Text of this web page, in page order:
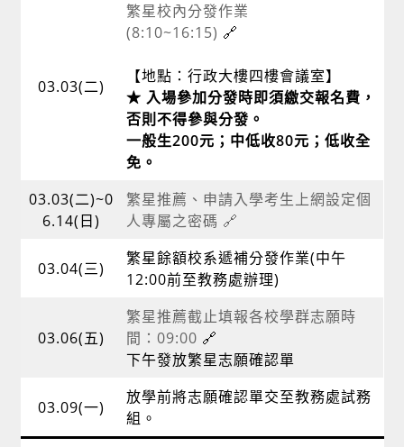
03.03(二)
繁星校內分發作業
(8:10~16:15) 🔗
【地點：行政大樓四樓會議室】
★ 入場參加分發時即須繳交報名費，
否則不得參與分發。
一般生200元；中低收80元；低收全
免。
03.03(二)~0
6.14(日)
繁星推薦、申請入學考生上網設定個
人專屬之密碼 🔗
03.04(三)
繁星餘額校系遞補分發作業(中午
12:00前至教務處辦理)
03.06(五)
繁星推薦截止填報各校學群志願時
間：09:00 🔗
下午發放繁星志願確認單
03.09(一)
放學前將志願確認單交至教務處試務
組。